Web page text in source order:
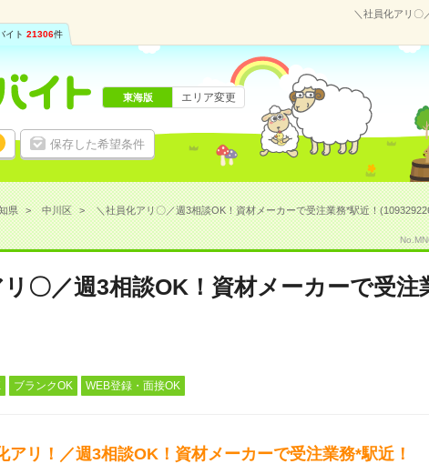
＼社員化アリ〇
イト 21306件
保存した希望条件
東海版 エリア変更
県 中川区 ＼社員化アリ〇／週3相談OK！資材メーカーで受注業務*駅近！
〇／週3相談OK！資材メーカーで受注
ブランクOK WEB登録・面接OK
アリ！／週3相談OK！資材メーカーで受注業務*駅近！